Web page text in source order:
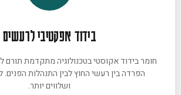
בידוד אפקטיבי לרעשים
חומר בידוד אקוסטי בטכנולוגיה מתקדמת תורם
הפרדה בין רעשי החוץ לבין התנהלות
ושלווים יותר.